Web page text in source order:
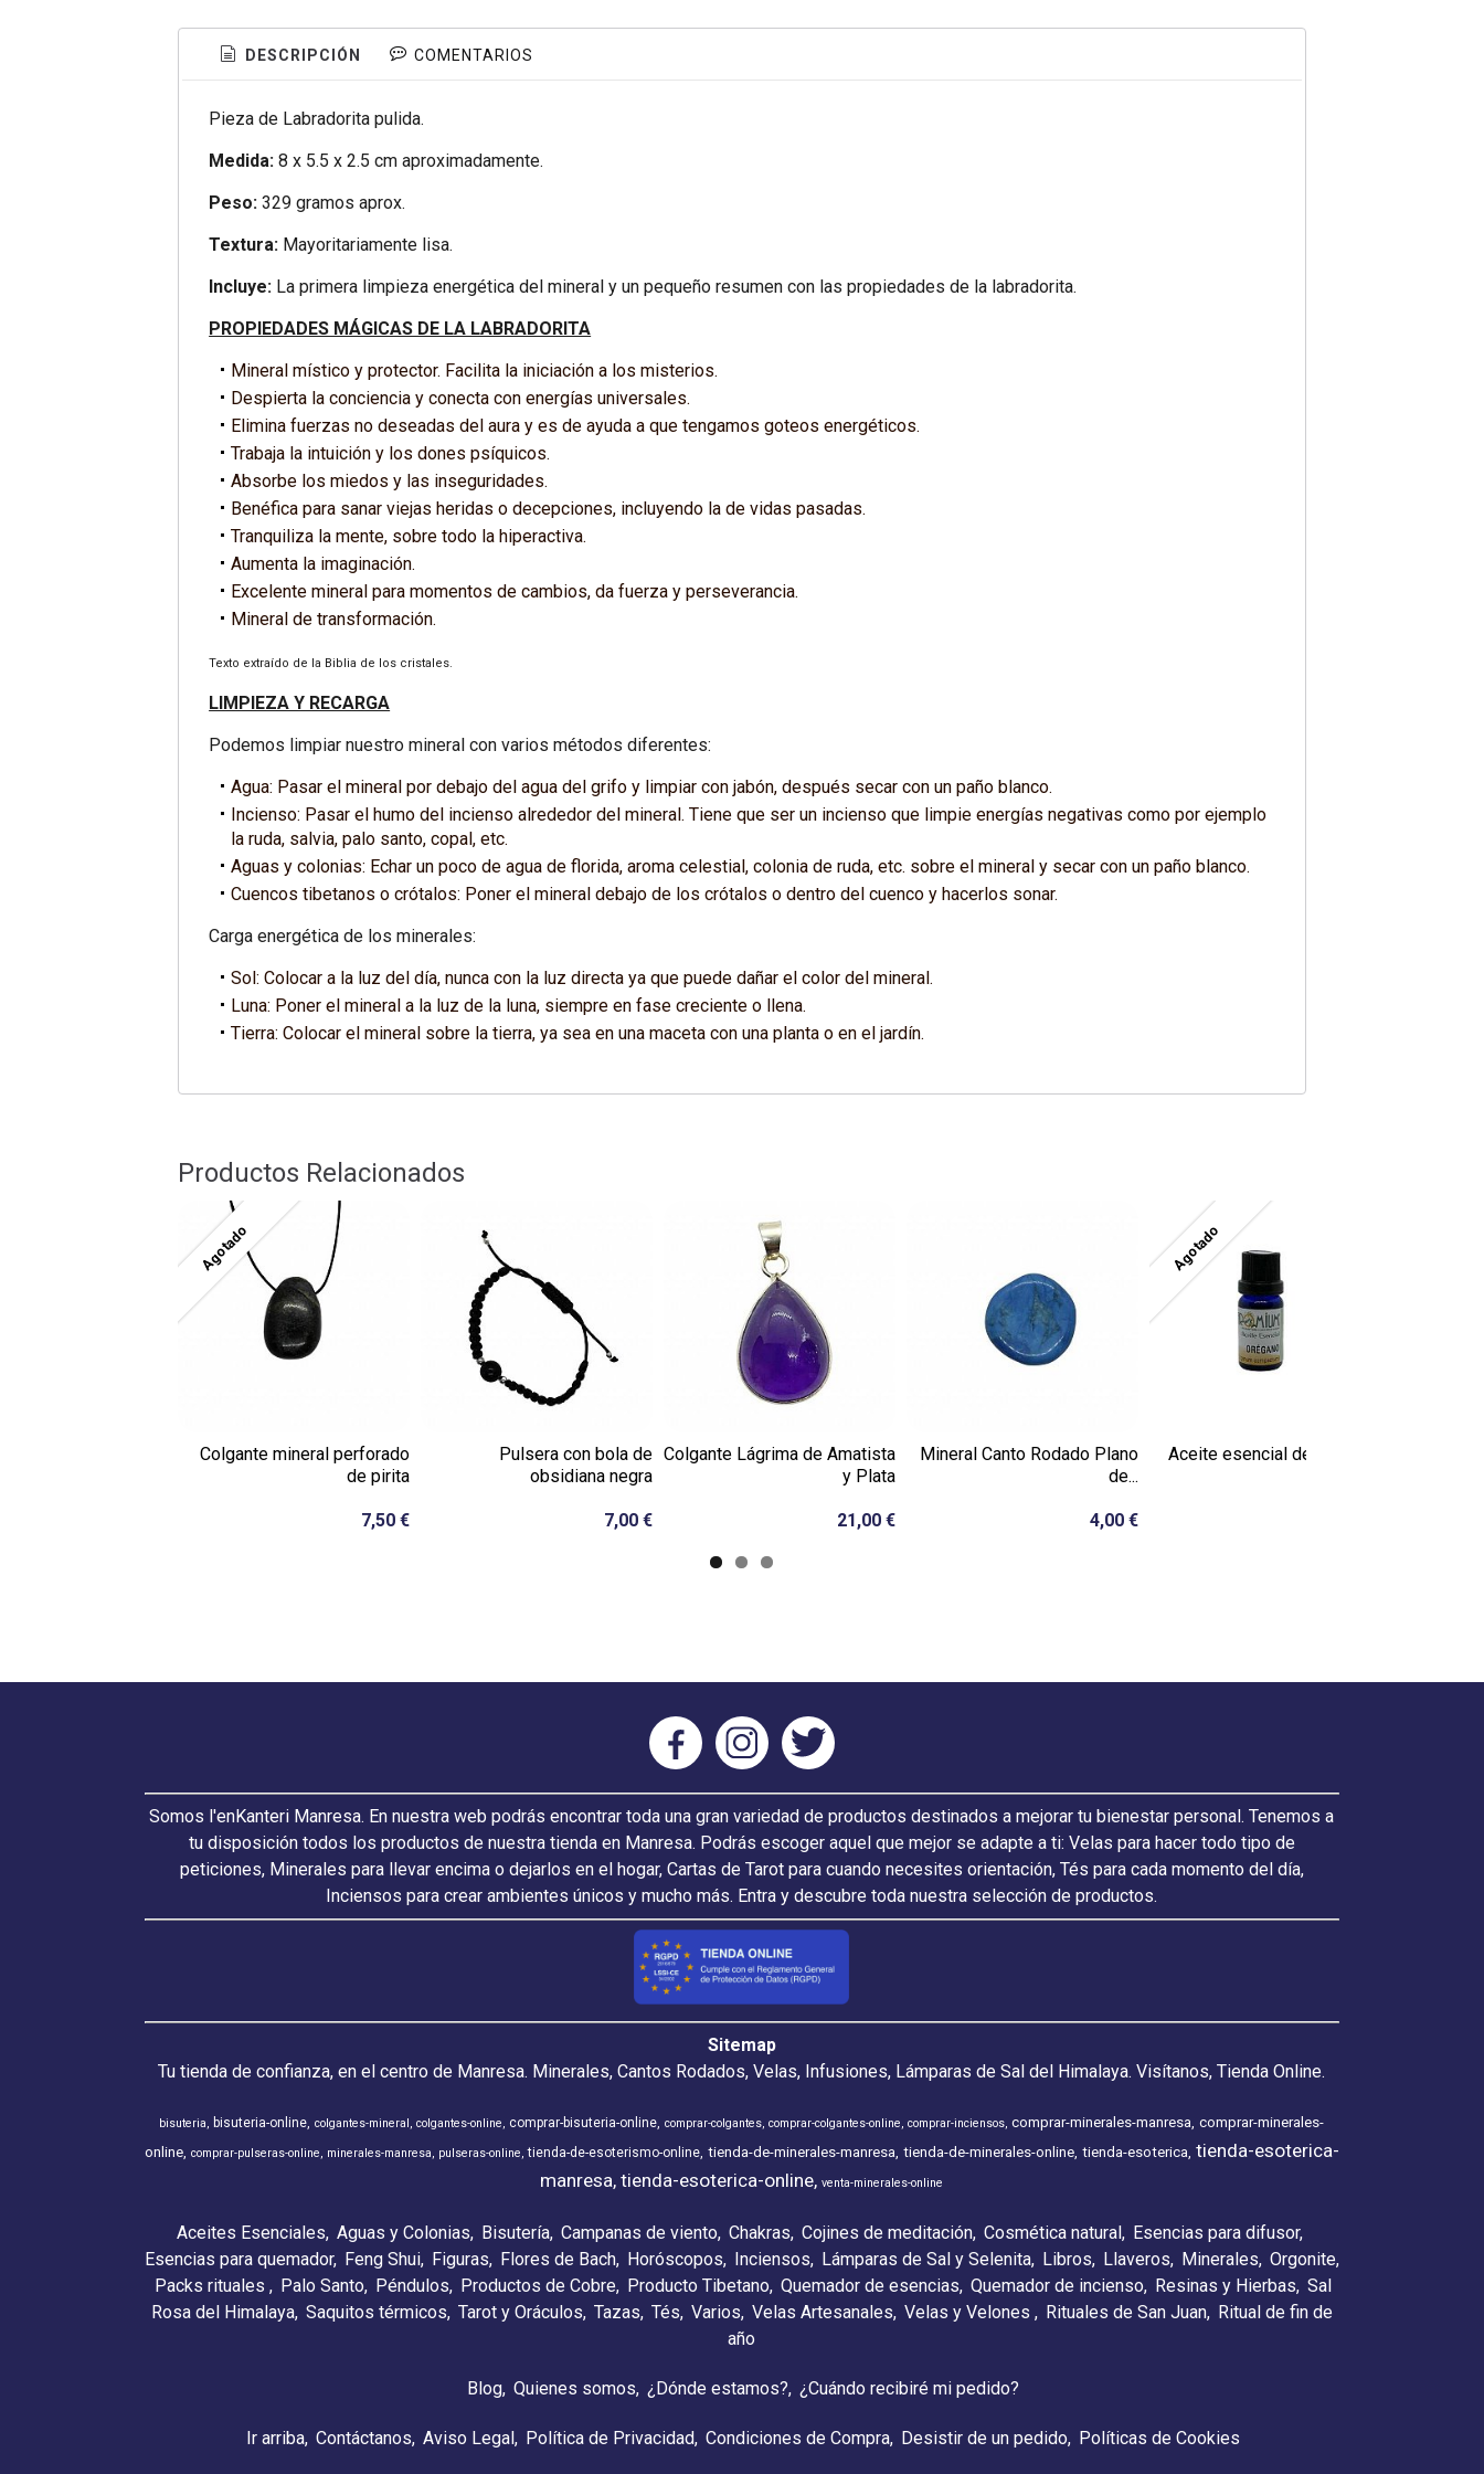
DESCRIPCIÓN COMENTARIOS
Pieza de Labradorita pulida.
Medida: 8 x 5.5 x 2.5 cm aproximadamente.
Peso: 329 gramos aprox.
Textura: Mayoritariamente lisa.
Incluye: La primera limpieza energética del mineral y un pequeño resumen con las propiedades de la labradorita.
PROPIEDADES MÁGICAS DE LA LABRADORITA
Mineral místico y protector. Facilita la iniciación a los misterios.
Despierta la conciencia y conecta con energías universales.
Elimina fuerzas no deseadas del aura y es de ayuda a que tengamos goteos energéticos.
Trabaja la intuición y los dones psíquicos.
Absorbe los miedos y las inseguridades.
Benéfica para sanar viejas heridas o decepciones, incluyendo la de vidas pasadas.
Tranquiliza la mente, sobre todo la hiperactiva.
Aumenta la imaginación.
Excelente mineral para momentos de cambios, da fuerza y perseverancia.
Mineral de transformación.
Texto extraído de la Biblia de los cristales.
LIMPIEZA Y RECARGA
Podemos limpiar nuestro mineral con varios métodos diferentes:
Agua: Pasar el mineral por debajo del agua del grifo y limpiar con jabón, después secar con un paño blanco.
Incienso: Pasar el humo del incienso alrededor del mineral. Tiene que ser un incienso que limpie energías negativas como por ejemplo
la ruda, salvia, palo santo, copal, etc.
Aguas y colonias: Echar un poco de agua de florida, aroma celestial, colonia de ruda, etc. sobre el mineral y secar con un paño blanco.
Cuencos tibetanos o crótalos: Poner el mineral debajo de los crótalos o dentro del cuenco y hacerlos sonar.
Carga energética de los minerales:
Sol: Colocar a la luz del día, nunca con la luz directa ya que puede dañar el color del mineral.
Luna: Poner el mineral a la luz de la luna, siempre en fase creciente o llena.
Tierra: Colocar el mineral sobre la tierra, ya sea en una maceta con una planta o en el jardín.
Productos Relacionados
Agotado
Colgante mineral perforado
de pirita
7,50 €
Pulsera con bola de
obsidiana negra
7,00 €
Colgante Lágrima de Amatista
y Plata
21,00 €
Mineral Canto Rodado Plano
de...
4,00 €
Agotado
Aceite esencial de Orégano
Somos l'enKanteri Manresa. En nuestra web podrás encontrar toda una gran variedad de productos destinados a mejorar tu bienestar personal. Tenemos a
tu disposición todos los productos de nuestra tienda en Manresa. Podrás escoger aquel que mejor se adapte a ti: Velas para hacer todo tipo de
peticiones, Minerales para llevar encima o dejarlos en el hogar, Cartas de Tarot para cuando necesites orientación, Tés para cada momento del día,
Inciensos para crear ambientes únicos y mucho más. Entra y descubre toda nuestra selección de productos.
Sitemap
Tu tienda de confianza, en el centro de Manresa. Minerales, Cantos Rodados, Velas, Infusiones, Lámparas de Sal del Himalaya. Visítanos, Tienda Online.
bisuteria bisuteria-online colgantes-mineral colgantes-online comprar-bisuteria-online comprar-colgantes comprar-colgantes-online comprar-inciensos comprar-minerales-manresa comprar-minerales-
online comprar-pulseras-online minerales-manresa pulseras-online tienda-de-esoterismo-online tienda-de-minerales-manresa tienda-de-minerales-online tienda-esoterica tienda-esoterica-
manresa tienda-esoterica-online venta-minerales-online
Aceites Esenciales Aguas y Colonias Bisutería Campanas de viento Chakras Cojines de meditación Cosmética natural Esencias para difusor
Esencias para quemador Feng Shui Figuras Flores de Bach Horóscopos Inciensos Lámparas de Sal y Selenita Libros Llaveros Minerales Orgonite
Packs rituales Palo Santo Péndulos Productos de Cobre Producto Tibetano Quemador de esencias Quemador de incienso Resinas y Hierbas Sal
Rosa del Himalaya Saquitos térmicos Tarot y Oráculos Tazas Tés Varios Velas Artesanales Velas y Velones Rituales de San Juan Ritual de fin de
año
Blog Quienes somos ¿Dónde estamos? ¿Cuándo recibiré mi pedido?
Ir arriba Contáctanos Aviso Legal Política de Privacidad Condiciones de Compra Desistir de un pedido Políticas de Cookies